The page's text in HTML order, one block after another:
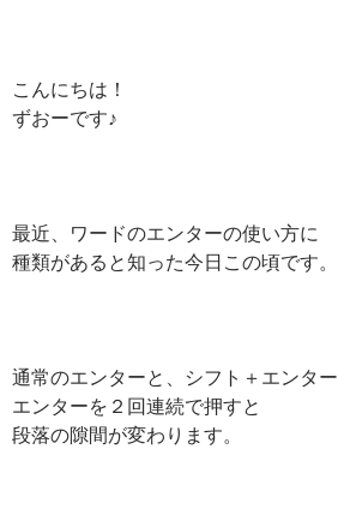
こんにちは！
ずおーです♪
最近、ワードのエンターの使い方に
種類があると知った今日この頃です。
通常のエンターと、シフト＋エンター
エンターを２回連続で押すと
段落の隙間が変わります。